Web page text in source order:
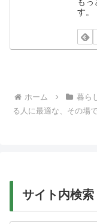
もっ
す。
ホーム 暮ら
る人に最適な、その場
サイト内検索